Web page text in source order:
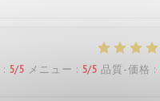
: 5/5 メニュー : 5/5 品質-価格 :